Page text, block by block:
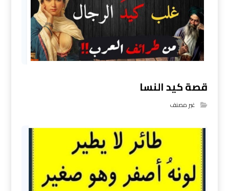
قصة كيد النسا
غير مصنف